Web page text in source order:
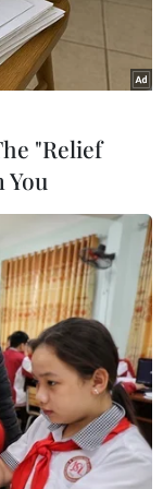
lãnh đạo Triều Tiên
ở Singapore
nhà lãnh
một sự thay
Từ việc liên
"Relief